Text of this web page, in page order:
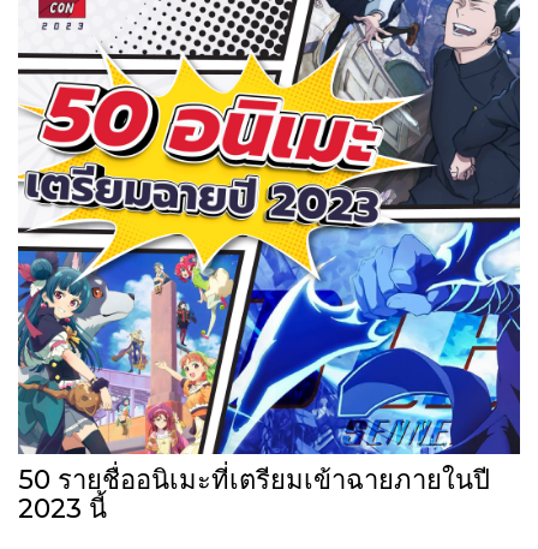
50 รายชื่ออนิเมะที่เตรียมเข้าฉายภายในปี
2023 นี้